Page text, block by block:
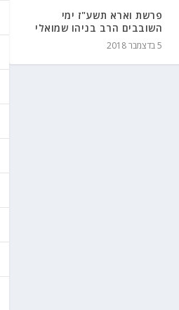
פרשת וארא תשע"ז ימי
השובבים הרב בניהו שמואלי
5 בדצמבר 2018